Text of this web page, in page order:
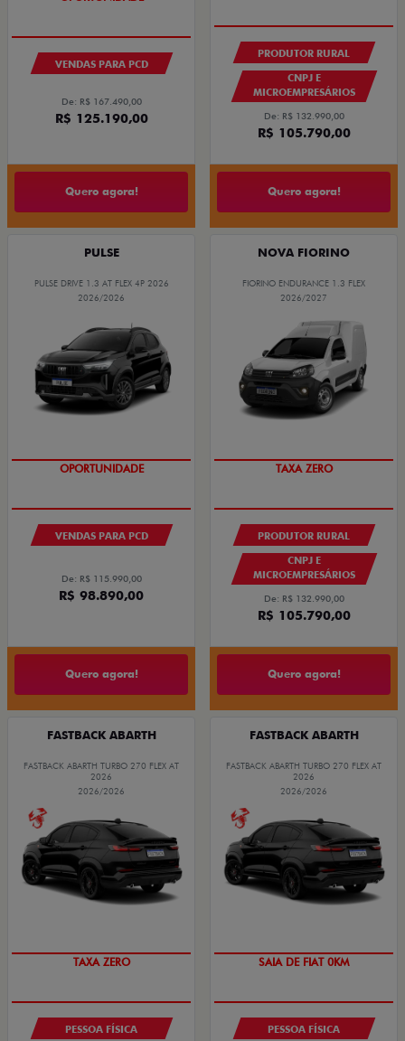
VENDAS PARA PCD
De: R$ 167.490,00
R$ 125.190,00
Quero agora!
PRODUTOR RURAL
CNPJ E
MICROEMPRESÁRIOS
De: R$ 132.990,00
R$ 105.790,00
Quero agora!
PULSE
PULSE DRIVE 1.3 AT FLEX 4P 2026
2026/2026
OPORTUNIDADE
VENDAS PARA PCD
De: R$ 115.990,00
R$ 98.890,00
Quero agora!
NOVA FIORINO
FIORINO ENDURANCE 1.3 FLEX
2026/2027
TAXA ZERO
PRODUTOR RURAL
CNPJ E
MICROEMPRESÁRIOS
De: R$ 132.990,00
R$ 105.790,00
Quero agora!
FASTBACK ABARTH
FASTBACK ABARTH TURBO 270 FLEX AT
2026
2026/2026
SAIA DE FIAT 0KM
PESSOA FÍSICA
FASTBACK ABARTH
FASTBACK ABARTH TURBO 270 FLEX AT
2026
2026/2026
PREÇO IMPERDÍVEL
PESSOA FÍSICA